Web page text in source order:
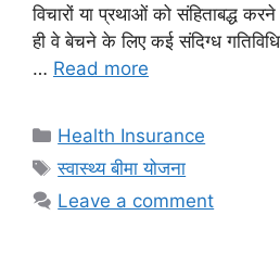
विचारों या प्रथाओं को संहिताबद्ध
ही वे बेचने के लिए कई संदिग्ध
… Read more
Categories
Health Insurance
Tags
स्वास्थ्य बीमा योजना
Leave a comment